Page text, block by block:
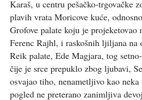
Karaš, u centru pešačko-trgovačke
plavih vrata Moricove kuće,
Grofove palate koju je projeketovao
Ferenc Rajhl, i raskošnih ljiljana na
Reik palate, Ede Magjara, tog
čije je srce prepuklo zbog ljubavi,
osvajao tiho, nenametljivo kao
pogled ne preterano zanimljiva